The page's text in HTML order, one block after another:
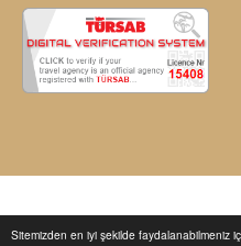
Sitemizden en iyi şekilde faydalanabilmeniz